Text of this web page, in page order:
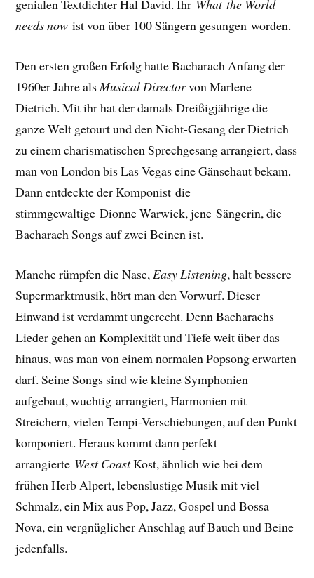
genialen Textdichter Hal David. Ihr What the World
needs nowist von über 100 Sängern gesungen worden.
Den ersten großen Erfolg hatte Bacharach Anfang der
1960er Jahre als Musical Directorvon Marlene
Dietrich. Mit ihr hat der damals Dreißigjährige die
ganze Welt getourt und den Nicht-Gesang der Dietrich
zu einem charismatischen Sprechgesang arrangiert, dass
man von London bis Las Vegas eine Gänsehaut bekam.
Dann entdeckte der Komponist die
stimmgewaltige Dionne Warwick, jene Sängerin, die
Bacharach Songs auf zwei Beinen ist.
Manche rümpfen die Nase, Easy Listening, halt bessere
Supermarktmusik, hört man den Vorwurf. Dieser
Einwand ist verdammt ungerecht. Denn Bacharachs
Lieder gehen an Komplexität und Tiefe weit über das
hinaus, was man von einem normalen Popsong erwarten
darf. Seine Songs sind wie kleine Symphonien
aufgebaut, wuchtig arrangiert, Harmonien mit
Streichern, vielen Tempi-Verschiebungen, auf den Punkt
komponiert. Heraus kommt dann perfekt
arrangierte West CoastKost, ähnlich wie bei dem
frühen Herb Alpert, lebenslustige Musik mit viel
Schmalz, ein Mix aus Pop, Jazz, Gospel und Bossa
Nova, ein vergnüglicher Anschlag auf Bauch und Beine
jedenfalls.